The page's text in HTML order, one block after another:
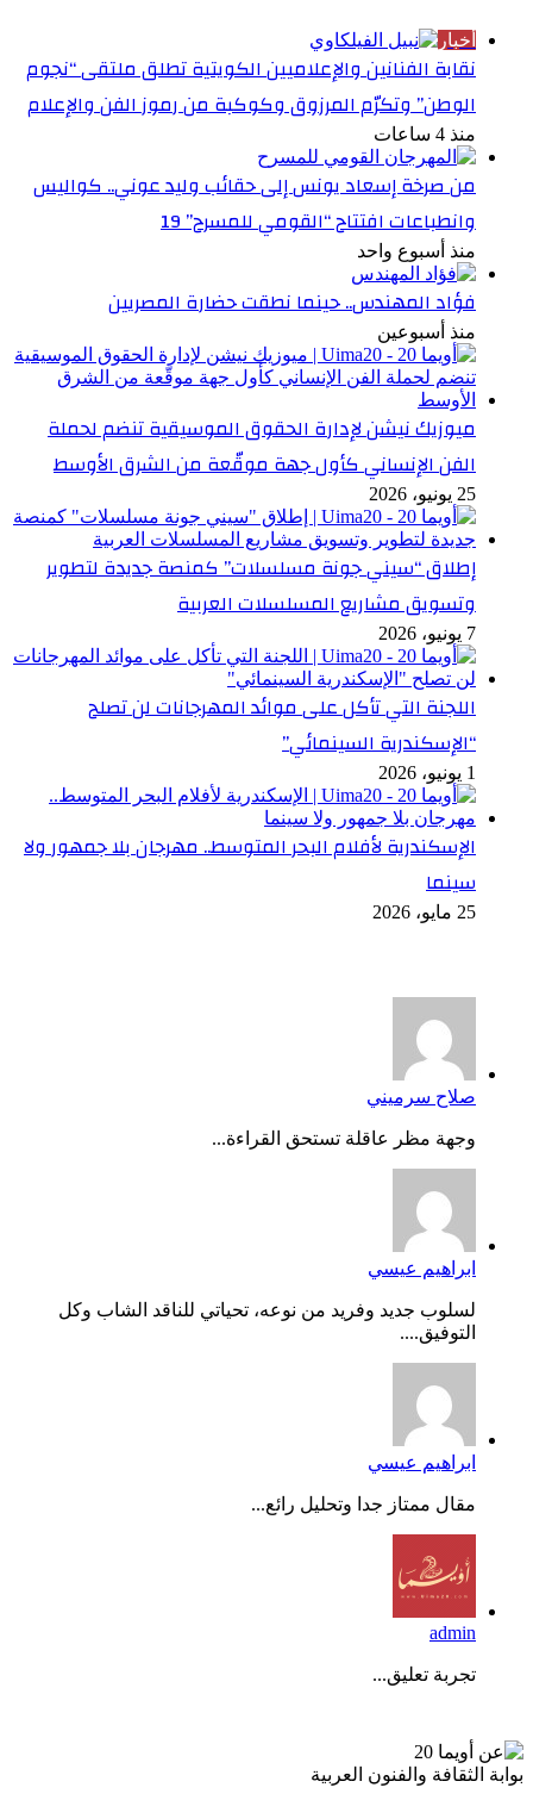
أخبار
نقابة الفنانين والإعلاميين الكويتية تطلق ملتقى “نجوم
الوطن” وتكرّم المرزوق وكوكبة من رموز الفن والإعلام
منذ 4 ساعات
من صرخة إسعاد يونس إلى حقائب وليد عوني.. كواليس
وانطباعات افتتاح “القومي للمسرح” 19
منذ أسبوع واحد
فؤاد المهندس.. حينما نطقت حضارة المصريين
منذ أسبوعين
ميوزيك نيشن لإدارة الحقوق الموسيقية تنضم لحملة
الفن الإنساني كأول جهة موقّعة من الشرق الأوسط
25 يونيو، 2026
إطلاق “سيني جونة مسلسلات” كمنصة جديدة لتطوير
وتسويق مشاريع المسلسلات العربية
7 يونيو، 2026
اللجنة التي تأكل على موائد المهرجانات لن تصلح
“الإسكندرية السينمائي”
1 يونيو، 2026
الإسكندرية لأفلام البحر المتوسط.. مهرجان بلا جمهور ولا
سينما
25 مايو، 2026
صلاح سرميني
وجهة مظر عاقلة تستحق القراءة...
ابراهيم عيسي
لسلوب جديد وفريد من نوعه، تحياتي للناقد الشاب وكل
التوفيق....
ابراهيم عيسي
مقال ممتاز جدا وتحليل رائع...
admin
تجربة تعليق...
بوابة الثقافة والفنون العربية